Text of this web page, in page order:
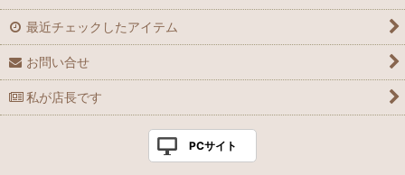
最近チェックしたアイテム
お問い合せ
私が店長です
PCサイト